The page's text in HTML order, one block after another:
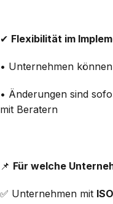
✔ Flexibilität im
• Unternehmen
• Änderungen sind
mit Beratern
📌 Für welche
✅ Unternehmen mit